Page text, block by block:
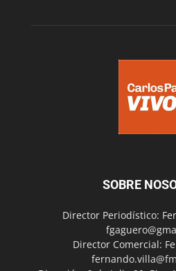
SOBRE
Director Periodístico:
Director Comercial: